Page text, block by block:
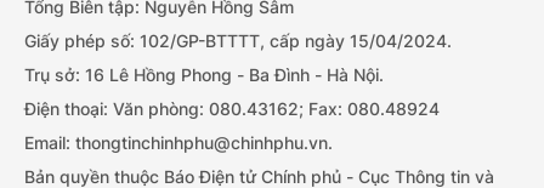
Tổng Biên tập: Nguyễn Hồng Sâm
Giấy phép số: 102/GP-BTTTT, cấp ngày 15/04/2024.
Trụ sở: 16 Lê Hồng Phong - Ba Đình - Hà Nội.
Điện thoại: Văn phòng: 080.43162; Fax: 080.48924
Email: thongtinchinhphu@chinhphu.vn.
Bản quyền thuộc Báo Điện tử Chính phủ - Cục Thông tin và